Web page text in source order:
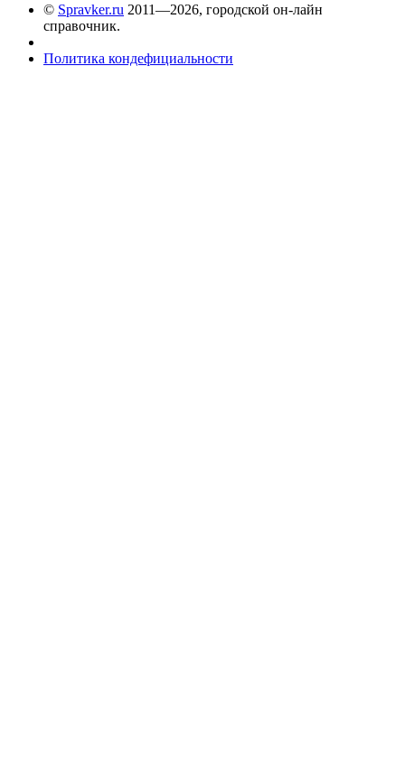
© Spravker.ru 2011—2026, городской он-лайн
справочник.
Политика кондефициальности